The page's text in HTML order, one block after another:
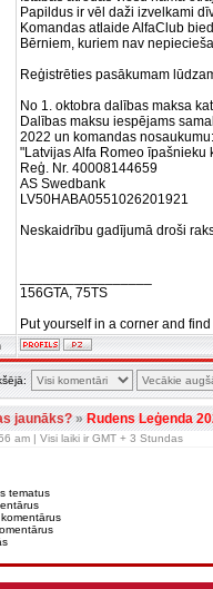
Papildus ir vēl daži izvelkami
Komandas atlaide AlfaClub
Bērniem, kuriem nav
Reģistrēties pasākumam
No 1. oktobra dalības maksa
Dalības maksu iespējams
2022 un komandas nosaukumu:
"Latvijas Alfa Romeo īpašnieku
Reģ. Nr. 40008144659
AS Swedbank
LV50HABA0551026201921
Neskaidrību gadījumā droši
156GTA, 75TS
Put yourself in a corner and
jaunāks?»Rudens Leģenda
am | Visi laiki ir GMT + 3 Stundas
tematus